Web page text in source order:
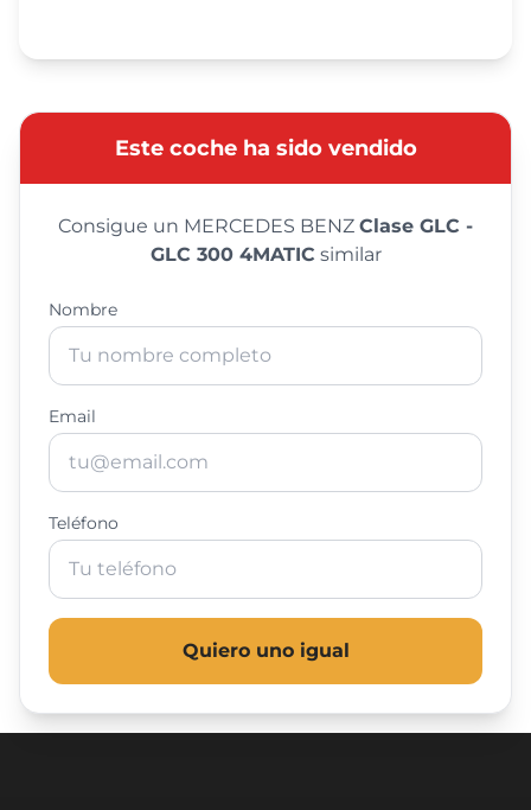
Este coche ha sido vendido
Consigue un MERCEDES BENZ Clase GLC -
GLC 300 4MATIC similar
Nombre
Email
Teléfono
Quiero uno igual